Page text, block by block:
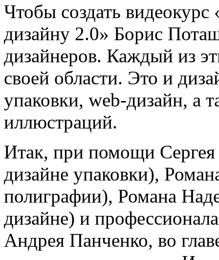
Чтобы создать
дизайну 2.0» Борис
дизайнеров. Каждый из
своей области. Это и
упаковки, web-дизайн, а
иллюстраций.
Итак, при помощи Сергея
дизайне упаковки),
полиграфии), Романа
дизайне) и
Андрея Панченко, во